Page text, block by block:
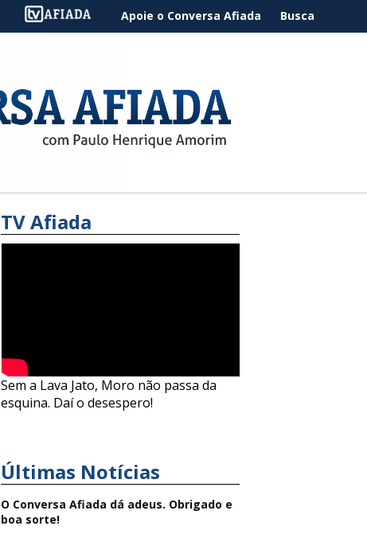
Apoie o Conversa Afiada Busca
TV Afiada
Sem a Lava Jato, Moro não passa da
esquina. Daí o desespero!
Últimas Notícias
O Conversa Afiada dá adeus. Obrigado e
boa sorte!